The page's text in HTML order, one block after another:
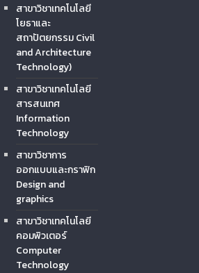
สาขาวิชาเทคโนโลยี
โยธาและ
สถาปัตยกรรม Civil
and Architecture
Technology)
สาขาวิชาเทคโนโลยี
สารสนเทศ
Information
Technology
สาขาวิชาการ
ออกแบบและกราฟิก
Design and
graphics
สาขาวิชาเทคโนโลยี
คอมพิวเตอร์
Computer
Technology